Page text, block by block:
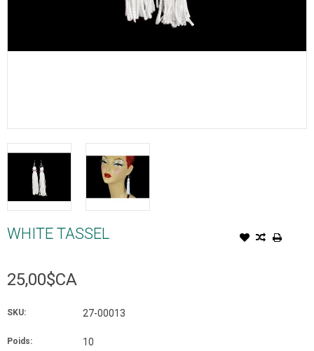
WHITE TASSEL
25,00$CA
SKU: 27-00013
Poids: 10